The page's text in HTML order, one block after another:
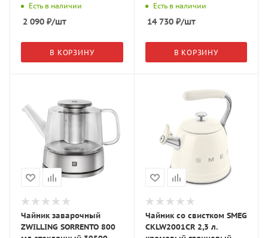
Есть в наличии
2 090 ₽/шт
В КОРЗИНУ
Есть в наличии
14 730₽/шт
В КОРЗИНУ
Чайник заварочный
ZWILLING SORRENTO 800
Чайник со свистком SMEG
CKLW2001CR 2,3 л.